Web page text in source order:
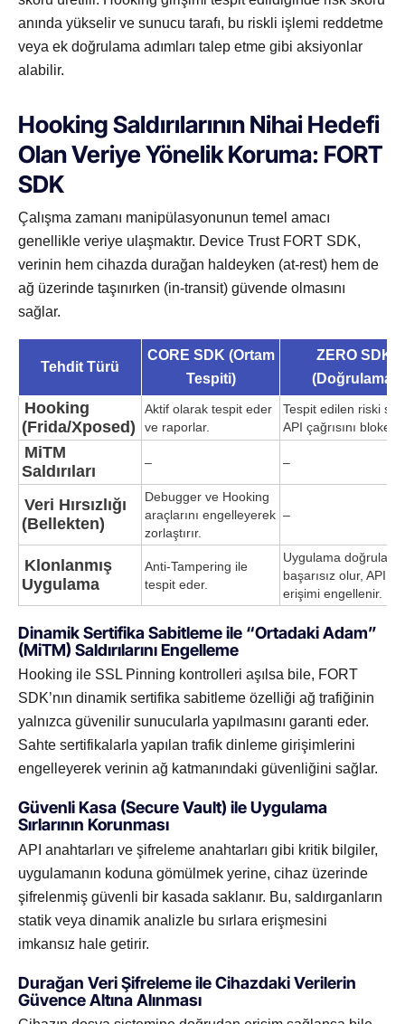
anında yükselir ve sunucu tarafı, bu riskli işlemi reddetme
veya ek doğrulama adımları talep etme gibi aksiyonlar
alabilir.
Hooking Saldırılarının Nihai Hedefi
Olan Veriye Yönelik Koruma: FORT
SDK
Çalışma zamanı manipülasyonunun temel amacı
genellikle veriye ulaşmaktır. Device Trust FORT SDK,
verinin hem cihazda durağan haldeyken (at-rest) hem de
ağ üzerinde taşınırken (in-transit) güvende olmasını
sağlar.
Tehdit Türü
CORE SDK (Ortam
Tespiti)
ZERO SDK
(Doğrulama)
Hooking
(Frida/Xposed)
Aktif olarak tespit eder
ve raporlar.
Tespit edilen riski
API çağrısını bloke
MiTM
Saldırıları
– –
Veri Hırsızlığı
(Bellekten)
Debugger ve Hooking
araçlarını engelleyerek
zorlaştırır.
–
Klonlanmış
Uygulama
Anti-Tampering ile
tespit eder.
Uygulama
başarısız olur, API
erişimi engellenir.
Dinamik Sertifika Sabitleme ile “Ortadaki Adam”
(MiTM) Saldırılarını Engelleme
Hooking ile SSL Pinning kontrolleri aşılsa bile, FORT
SDK’nın dinamik sertifika sabitleme özelliği ağ trafiğinin
yalnızca güvenilir sunucularla yapılmasını garanti eder.
Sahte sertifikalarla yapılan trafik dinleme girişimlerini
engelleyerek verinin ağ katmanındaki güvenliğini sağlar.
Güvenli Kasa (Secure Vault) ile Uygulama
Sırlarının Korunması
API anahtarları ve şifreleme anahtarları gibi kritik bilgiler,
uygulamanın koduna gömülmek yerine, cihaz üzerinde
şifrelenmiş güvenli bir kasada saklanır. Bu, saldırganların
statik veya dinamik analizle bu sırlara erişmesini
imkansız hale getirir.
Durağan Veri Şifreleme ile Cihazdaki Verilerin
Güvence Altına Alınması